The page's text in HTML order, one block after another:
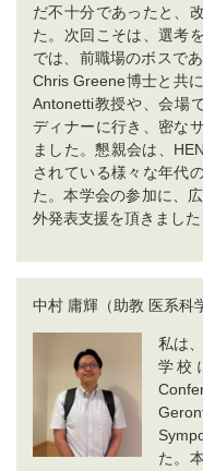
だ不十分であったと、
た。次回こそは、選考
では、前職場のボスで
Chris Greene博士と共
Antonetti教授や、会場
ディナーに行き、密な
ました。懇親会は、
されている様々な年代
た。本学会の参加に、
外発表支援を頂きまし
中村 庸輝（助教 医系科
私は
学校
た。